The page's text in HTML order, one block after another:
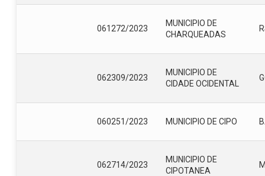
061272/2023
MUNICIPIO DE
CHARQUEADAS
062309/2023
MUNICIPIO DE
CIDADE OCIDENTAL
060251/2023 MUNICIPIO DE CIPO
062714/2023
MUNICIPIO DE
CIPOTANEA